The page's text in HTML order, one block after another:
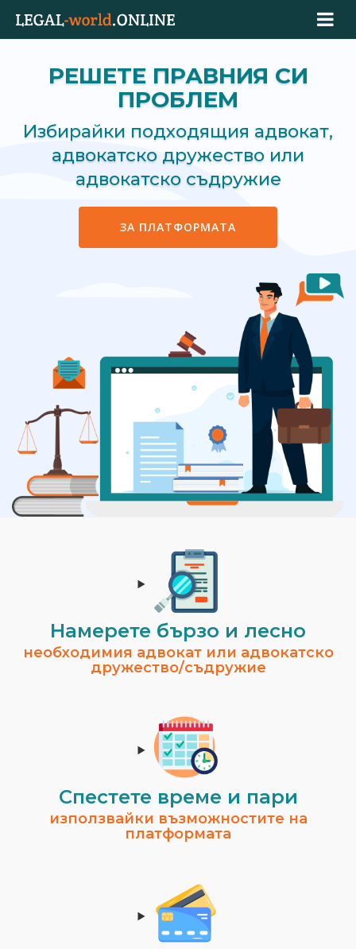
РЕШЕТЕ ПРАВНИЯ СИ
ПРОБЛЕМ
Избирайки подходящия адвокат,
адвокатско дружество или
адвокатско съдружие
ЗА ПЛАТФОРМАТА
Намерете бързо и лесно
необходимия адвокат или адвокатско
дружество/съдружие
Спестeте време и пари
използвайки възможностите на
платформата